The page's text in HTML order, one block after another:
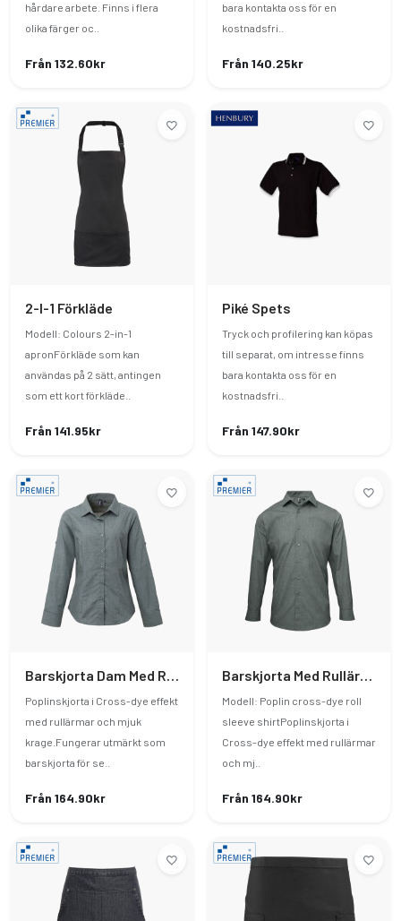
hårdare arbete. Finns i flera
olika färger oc..
Från 132.60kr
bara kontakta oss för en
kostnadsfri..
Från 140.25kr
2-I-1 Förkläde
Modell: Colours 2-in-1
apronFörkläde som kan
användas på 2 sätt, antingen
som ett kort förkläde..
Från 141.95kr
Piké Spets
Tryck och profilering kan köpas
till separat, om intresse finns
bara kontakta oss för en
kostnadsfri..
Från 147.90kr
Barskjorta Dam Med Rullärmar I Poplin Stil
Poplinskjorta i Cross-dye effekt
med rullärmar och mjuk
krage.Fungerar utmärkt som
barskjorta för se..
Från 164.90kr
Barskjorta Med Rullärmar I Poplin Stil
Modell: Poplin cross-dye roll
sleeve shirtPoplinskjorta i
Cross-dye effekt med rullärmar
och mj..
Från 164.90kr